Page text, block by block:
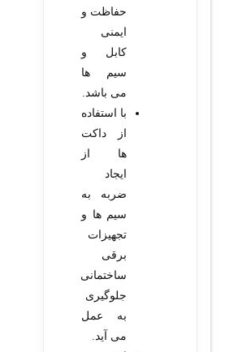
حفاظت و
ایمنی
کابل و
سیم ها
می باشد.
با استفاده
از داکت
ها از
ایجاد
ضربه به
سیم ها و
تجهیزات
برقی
ساختمانی
جلوگیری
به عمل
می آید.